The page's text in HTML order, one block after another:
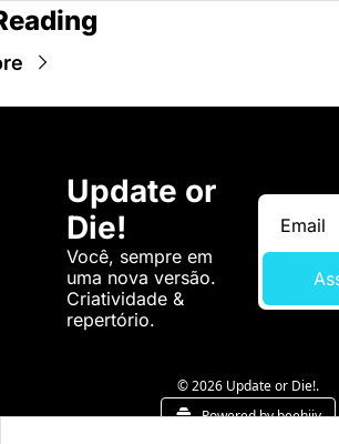
Update or
Die!
Você, sempre em
uma nova versão.
Criatividade &
repertório.
© 2026 Update or Die!.
Powered by beehiiv